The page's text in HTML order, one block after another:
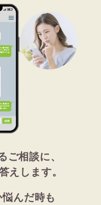
ご相談に、
えします。
んだ時も